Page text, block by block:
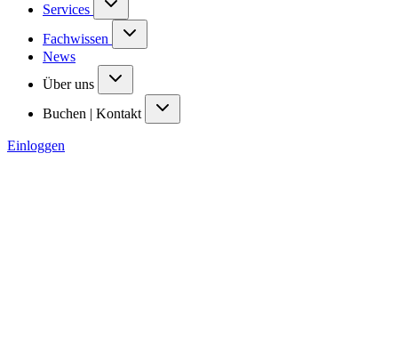
Services
Fachwissen
News
Über uns
Buchen | Kontakt
Einloggen